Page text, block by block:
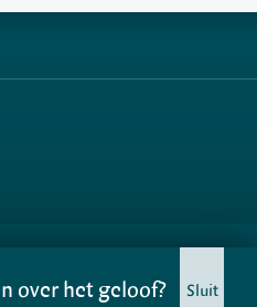
over het geloof? Sluit